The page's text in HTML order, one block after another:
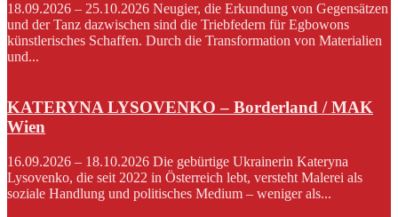
18.09.2026 – 25.10.2026 Neugier, die Erkundung von Gegensätzen
und der Tanz dazwischen sind die Triebfedern für Egbowons
künstlerisches Schaffen. Durch die Transformation von Materialien
und...
KATERYNA LYSOVENKO – Borderland / MAK
Wien
16.09.2026 – 18.10.2026 Die gebürtige Ukrainerin Kateryna
Lysovenko, die seit 2022 in Österreich lebt, versteht Malerei als
soziale Handlung und politisches Medium – weniger als...